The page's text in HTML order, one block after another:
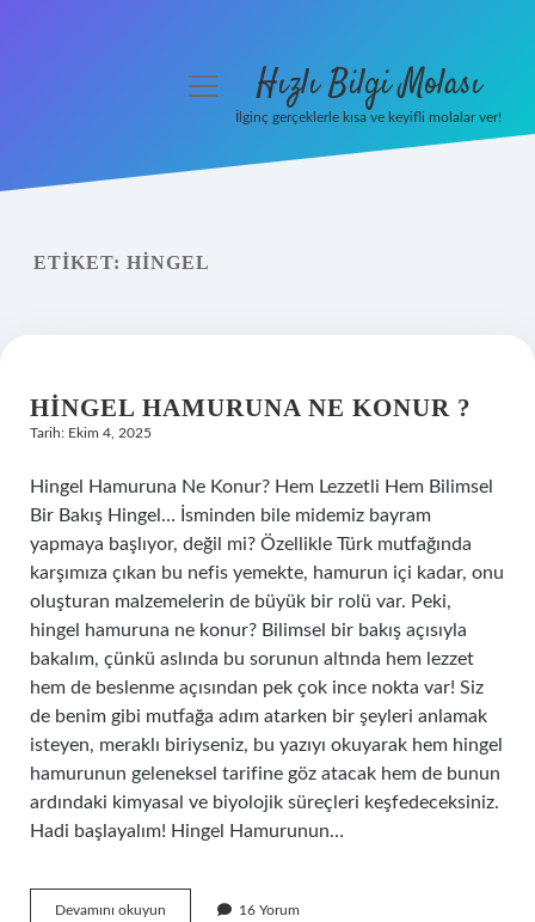
Yasal Uyarı
menüyüHızlı Bilgi Molası
İlginç gerçeklerle kısa ve keyifli molalar ver!
ETIKET: HINGEL
HINGEL HAMURUNA NE KONUR ?
Tarih: Ekim 4, 2025
Hingel Hamuruna Ne Konur? Hem Lezzetli Hem Bilimsel
Bir Bakış Hingel… İsminden bile midemiz bayram
yapmaya başlıyor, değil mi? Özellikle Türk mutfağında
karşımıza çıkan bu nefis yemekte, hamurun içi kadar, onu
oluşturan malzemelerin de büyük bir rolü var. Peki,
hingel hamuruna ne konur? Bilimsel bir bakış açısıyla
bakalım, çünkü aslında bu sorunun altında hem lezzet
hem de beslenme açısından pek çok ince nokta var! Siz
de benim gibi mutfağa adım atarken bir şeyleri anlamak
isteyen, meraklı biriyseniz, bu yazıyı okuyarak hem hingel
hamurunun geleneksel tarifine göz atacak hem de bunun
ardındaki kimyasal ve biyolojik süreçleri keşfedeceksiniz.
Hadi başlayalım! Hingel Hamurunun…
Devamını okuyun 16 Yorum